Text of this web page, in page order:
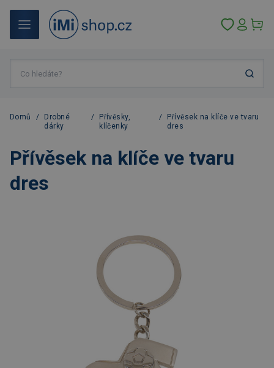
Domů /
Drobné
dárky
/
Přívěsky,
klíčenky
/
Přívěsek na klíče ve tvaru
dres
Přívěsek na klíče ve tvaru
dres